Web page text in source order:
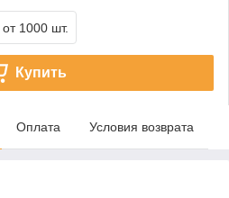
от 1000 шт.
Купить
Оплата Условия возврата